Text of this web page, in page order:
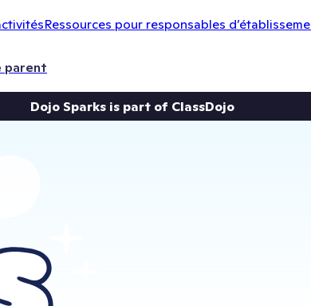
Ressources pour responsables
parent
Dojo Sparks is part of ClassDojo